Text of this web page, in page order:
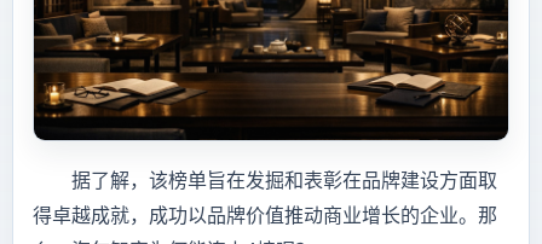
据了解，该榜单旨在发掘和表彰在品牌建设方面取
得卓越成就，成功以品牌价值推动商业增长的企业。那